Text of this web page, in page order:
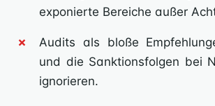
exponierte Bereiche außer
Audits als bloße
und die Sanktionsfolgen bei
ignorieren.